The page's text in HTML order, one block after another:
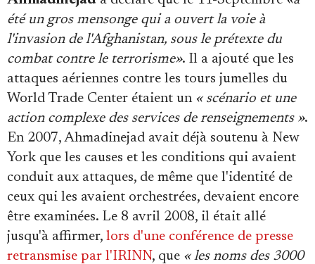
été un gros mensonge qui a ouvert la voie à
l'invasion de l'Afghanistan, sous le prétexte du
combat contre le terrorisme». Il a ajouté que les
attaques aériennes contre les tours jumelles du
World Trade Center étaient un « scénario et une
action complexe des services de renseignements ».
En 2007, Ahmadinejad avait déjà soutenu à New
York que les causes et les conditions qui avaient
conduit aux attaques, de même que l'identité de
ceux qui les avaient orchestrées, devaient encore
être examinées. Le 8 avril 2008, il était allé
jusqu'à affirmer, lors d'une conférence de presse
retransmise par l'IRINN, que « les noms des 3000